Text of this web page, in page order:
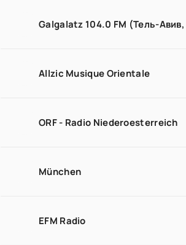
Galgalatz 104.0 FM (Тель-
Allzic Musique Orientale
ORF - Radio Niederoesterreich
München
EFM Radio